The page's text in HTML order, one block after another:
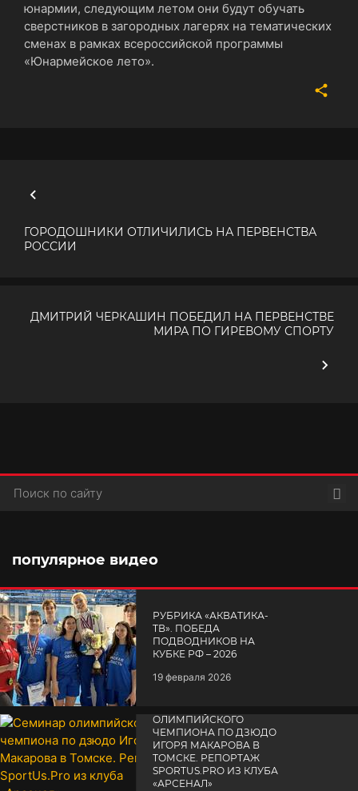
юнармии, следующим летом они будут обучать
сверстников в загородных лагерях на тематических
сменах в рамках всероссийской программы
«Юнармейское лето».
ГОРОДОШНИКИ ОТЛИЧИЛИСЬ НА ПЕРВЕНСТВА
РОССИИ
ДМИТРИЙ ЧЕРКАШИН ПОБЕДИЛ НА ПЕРВЕНСТВЕ
МИРА ПО ГИРЕВОМУ СПОРТУ
популярное видео
РУБРИКА «АКВАТИКА-
TВ». ПОБЕДА
ПОДВОДНИКОВ НА
КУБКЕ РФ – 2026
19 февраля 2026
ОЛИМПИЙСКОГО
ЧЕМПИОНА ПО ДЗЮДО
ИГОРЯ МАКАРОВА В
ТОМСКЕ. РЕПОРТАЖ
SPORTUS.PRO ИЗ КЛУБА
«АРСЕНАЛ»